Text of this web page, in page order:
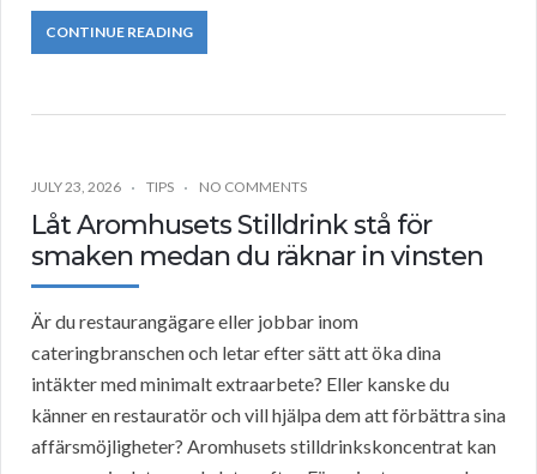
CONTINUE READING
JULY 23, 2026 TIPS NO COMMENTS
Låt Aromhusets Stilldrink stå för
smaken medan du räknar in vinsten
Är du restaurangägare eller jobbar inom
cateringbranschen och letar efter sätt att öka dina
intäkter med minimalt extraarbete? Eller kanske du
känner en restauratör och vill hjälpa dem att förbättra sina
affärsmöjligheter? Aromhusets stilldrinkskoncentrat kan